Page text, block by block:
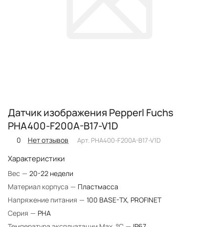
Датчик изображения Pepperl Fuchs
PHA400-F200A-B17-V1D
0 Нет отзывов Арт. PHA400-F200A-B17-V1D
Характеристики
Вес — 20-22 недели
Материал корпуса — Пластмасса
Напряжение питания — 100 BASE-TX, PROFINET
Серия — PHA